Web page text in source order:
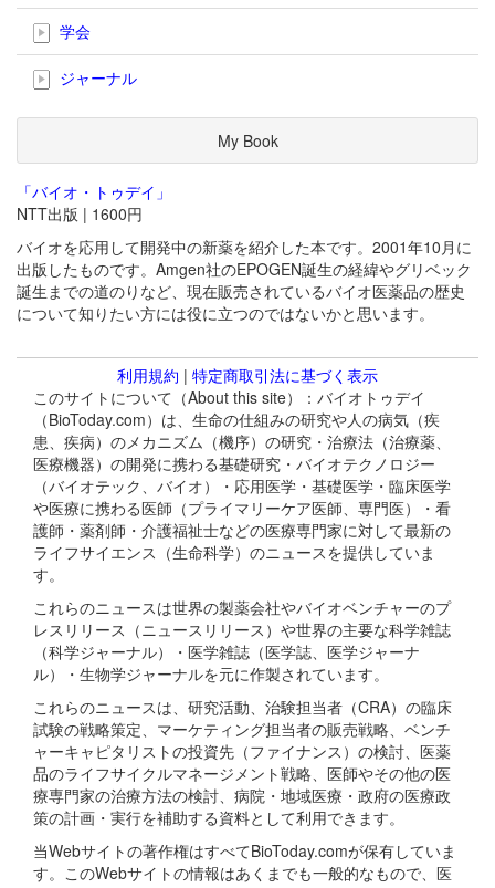
学会
ジャーナル
My Book
「バイオ・トゥデイ」
NTT出版 | 1600円
バイオを応用して開発中の新薬を紹介した本です。2001年10月に
出版したものです。Amgen社のEPOGEN誕生の経緯やグリベック
誕生までの道のりなど、現在販売されているバイオ医薬品の歴史
について知りたい方には役に立つのではないかと思います。
利用規約 | 特定商取引法に基づく表示
このサイトについて（About this site）：バイオトゥデイ
（BioToday.com）は、生命の仕組みの研究や人の病気（疾
患、疾病）のメカニズム（機序）の研究・治療法（治療薬、
医療機器）の開発に携わる基礎研究・バイオテクノロジー
（バイオテック、バイオ）・応用医学・基礎医学・臨床医学
や医療に携わる医師（プライマリーケア医師、専門医）・看
護師・薬剤師・介護福祉士などの医療専門家に対して最新の
ライフサイエンス（生命科学）のニュースを提供していま
す。
これらのニュースは世界の製薬会社やバイオベンチャーのプ
レスリリース（ニュースリリース）や世界の主要な科学雑誌
（科学ジャーナル）・医学雑誌（医学誌、医学ジャーナ
ル）・生物学ジャーナルを元に作製されています。
これらのニュースは、研究活動、治験担当者（CRA）の臨床
試験の戦略策定、マーケティング担当者の販売戦略、ベンチ
ャーキャピタリストの投資先（ファイナンス）の検討、医薬
品のライフサイクルマネージメント戦略、医師やその他の医
療専門家の治療方法の検討、病院・地域医療・政府の医療政
策の計画・実行を補助する資料として利用できます。
当Webサイトの著作権はすべてBioToday.comが保有していま
す。このWebサイトの情報はあくまでも一般的なもので、医